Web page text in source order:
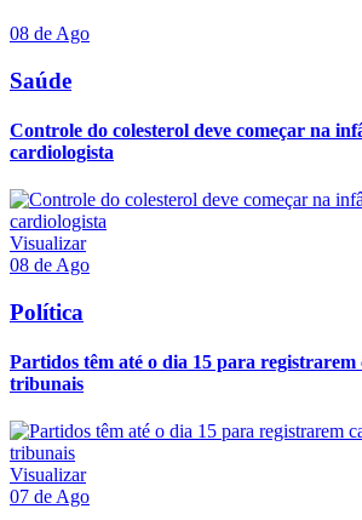
08 de Ago
Saúde
Controle do colesterol deve começar na
cardiologista
Visualizar
08 de Ago
Política
Partidos têm até o dia 15 para
tribunais
Visualizar
07 de Ago